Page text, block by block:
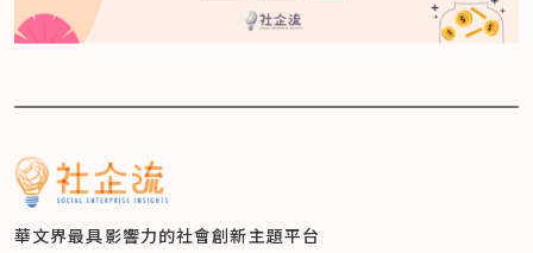
華文界最具影響力的社會創新主題平台